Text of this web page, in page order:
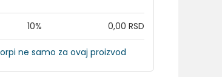
10% 0,00 RSD
ne samo za ovaj proizvod